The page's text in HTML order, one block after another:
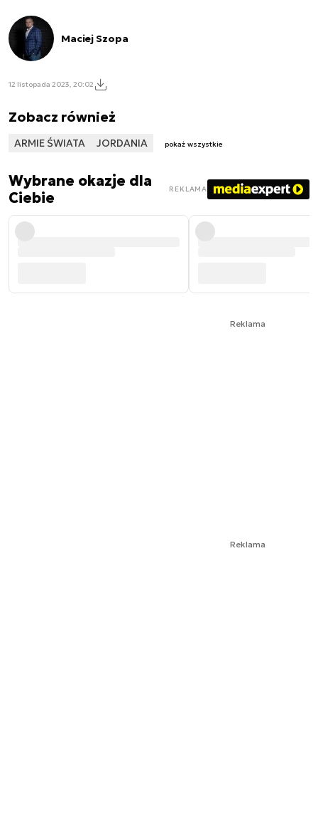
Maciej Szopa
12 listopada 2023, 20:02
Zobacz również
ARMIE ŚWIATA JORDANIA pokaż wszystkie
Wybrane okazje dla
Ciebie
REKLAMA
Reklama
Reklama